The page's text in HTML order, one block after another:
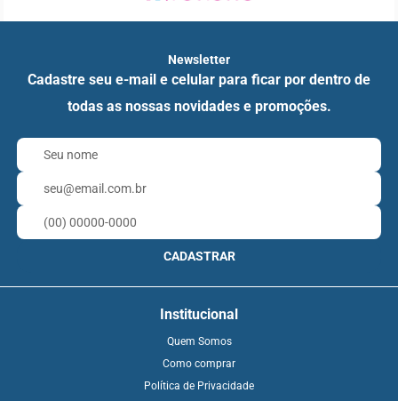
Newsletter
Cadastre seu e-mail e celular para ficar por dentro de
todas as nossas novidades e promoções.
CADASTRAR
Institucional
Quem Somos
Como comprar
Política de Privacidade